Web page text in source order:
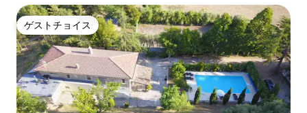
ゲストチョイス
ゲストチョイス